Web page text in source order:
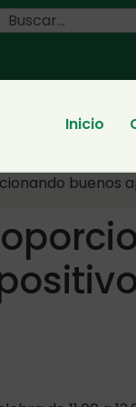
Inicio
buenos